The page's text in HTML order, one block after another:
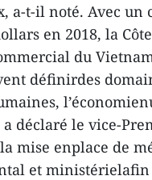
a-t-il noté. Avec
en 2018, la
du
définirdes
déclaré le vice-
mise enplace de
et